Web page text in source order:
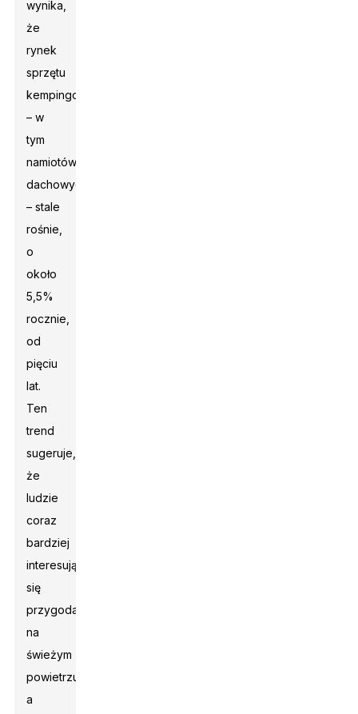
wynika,
że ​​
rynek
sprzętu
kempingowego
– w
tym
namiotów
dachowych
– stale
rośnie,
o
około
5,5%
rocznie,
od
pięciu
lat.
Ten
trend
sugeruje,
że
ludzie
coraz
bardziej
interesują
się
przygodami
na
świeżym
powietrzu,
a